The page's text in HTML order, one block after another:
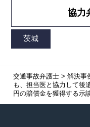
協力
交通事故弁護士> 解決事
も、担当医と協力して後
円の賠償金を獲得する示